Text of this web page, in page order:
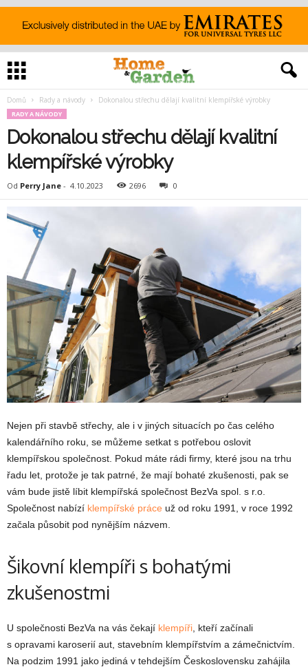
Domů Rady a návody Dokonalou střechu dělají kvalitní klempířské výrobky
RADY A NÁVODY
Dokonalou střechu dělají kvalitní
klempířské výrobky
Od Perry Jane - 4.10.2023 2696 0
Nejen při stavbě střechy, ale i v jiných situacích po čas celého
kalendářního roku, se můžeme setkat s potřebou oslovit
klempířskou společnost. Pokud máte rádi firmy, které jsou na trhu
řadu let, protože je tak patrné, že mají bohaté zkušenosti, pak se
vám bude jistě líbit klempířská společnost BezVa spol. s r.o.
Společnost nabízí klempířské práce už od roku 1991, v roce 1992
začala působit pod nynějším názvem.
Šikovní klempíři s bohatými
zkušenostmi
U společnosti BezVa na vás čekají klempíři, kteří začínali
s opravami karoserií aut, stavebním klempířstvím a zámečnictvím.
Na podzim 1991 jako jediná v tehdejším Československu zahájila